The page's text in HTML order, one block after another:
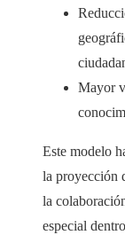
Mayor
Este modelo
la proyección
la
especial